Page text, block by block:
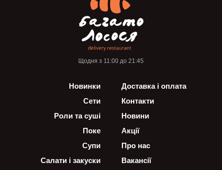
Щодня з 11:00 до 21:45
Новинки
Сети
Роли та суші
Поке
Супи
Салати і закуски
Доставка і оплата
Контакти
Новини
Акції
Про нас
Вакансії